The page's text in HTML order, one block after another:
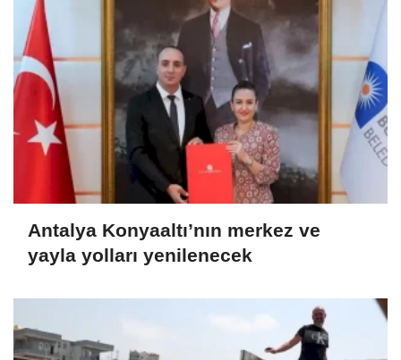
Antalya Konyaaltı’nın merkez ve
yayla yolları yenilenecek